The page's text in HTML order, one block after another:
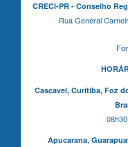
CRECI-PR - Conselho
Rua General
Cascavel, Curitiba,Foz
Apucarana,